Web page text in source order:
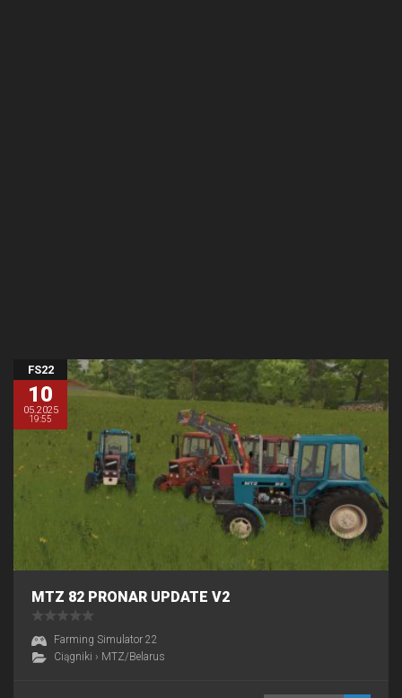
FS22
10
05.2025
19:55
MTZ 82 PRONAR UPDATE V2
Farming Simulator 22
Ciągniki › MTZ/Belarus